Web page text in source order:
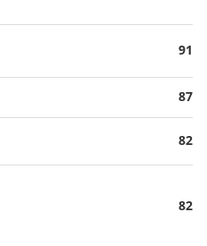
91
87
82
82